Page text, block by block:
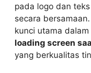
pada logo dan
secara
kunci utama dalam
loading screen
yang berkualitas